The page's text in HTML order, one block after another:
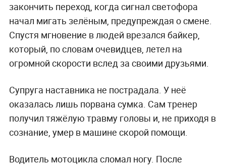
закончить переход, когда сигнал светофора
начал мигать зелёным, предупреждая о смене.
Спустя мгновение в людей врезался байкер,
который, по словам очевидцев, летел на
огромной скорости вслед за своими друзьями.
Супруга наставника не пострадала. У неё
оказалась лишь порвана сумка. Сам тренер
получил тяжёлую травму головы и, не приходя в
сознание, умер в машине скорой помощи.
Водитель мотоцикла сломал ногу. После